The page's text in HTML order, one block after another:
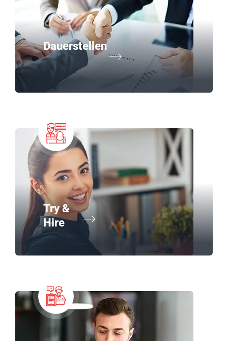
Dauerstellen
Try &
Hire